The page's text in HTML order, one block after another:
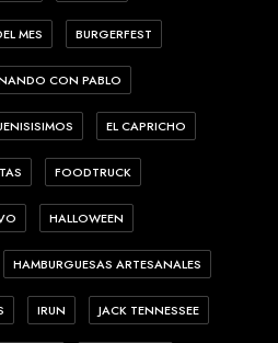
MES BURGERFEST
CON PABLO
EL CAPRICHO
FOODTRUCK
HALLOWEEN
HAMBURGUESAS ARTESANALES
IRUN JACK TENNESSEE